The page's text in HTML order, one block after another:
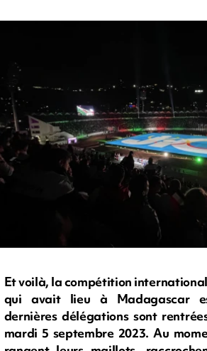
Et voilà, la compétition
qui avait lieu à Madagascar
dernières délégations sont
mardi 5 septembre 2023. Au